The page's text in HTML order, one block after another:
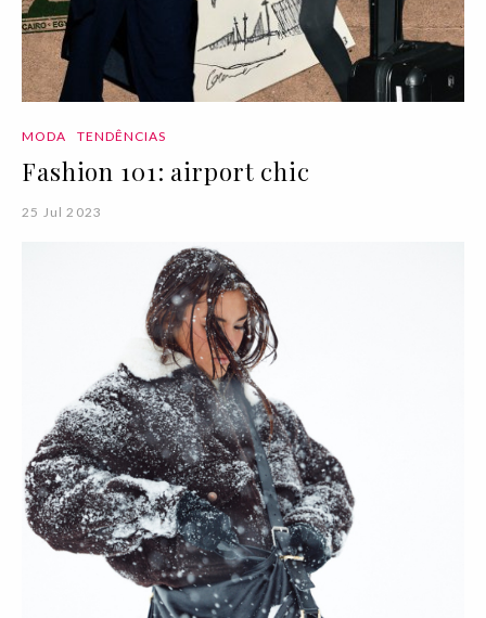
MODA TENDÊNCIAS
Fashion 101: airport chic
25 Jul 2023